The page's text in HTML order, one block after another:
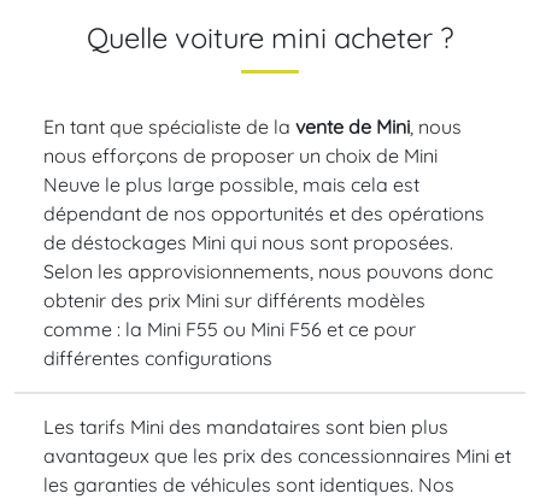
Quelle voiture mini acheter ?
En tant que spécialiste de la vente de Mini , nous
nous efforçons de proposer un choix de Mini
Neuve le plus large possible, mais cela est
dépendant de nos opportunités et des opérations
de déstockages Mini qui nous sont proposées.
Selon les approvisionnements, nous pouvons donc
obtenir des prix Mini sur différents modèles
comme : la Mini F55 ou Mini F56 et ce pour
différentes configurations
Les tarifs Mini des mandataires sont bien plus
avantageux que les prix des concessionnaires Mini et
les garanties de véhicules sont identiques. Nos